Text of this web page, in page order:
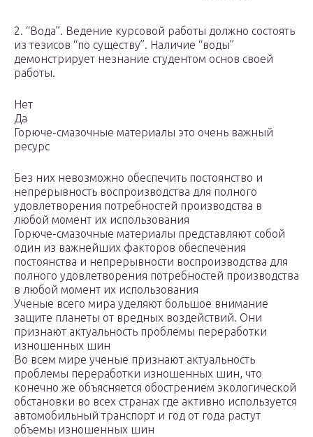
2. “Вода”. Ведение курсовой работы должно состоять
из тезисов “по существу”. Наличие “воды”
демонстрирует незнание студентом основ своей
работы.
Нет
Да
Горюче-смазочные материалы это очень важный
ресурс
Без них невозможно обеспечить постоянство и
непрерывность воспроизводства для полного
удовлетворения потребностей производства в
любой момент их использования
Горюче-смазочные материалы представляют собой
один из важнейших факторов обеспечения
постоянства и непрерывности воспроизводства для
полного удовлетворения потребностей производства
в любой момент их использования
Ученые всего мира уделяют большое внимание
защите планеты от вредных воздействий. Они
признают актуальность проблемы переработки
изношенных шин
Во всем мире ученые признают актуальность
проблемы переработки изношенных шин, что
конечно же объясняется обострением экологической
обстановки во всех странах где активно используется
автомобильный транспорт и год от года растут
объемы изношенных шин